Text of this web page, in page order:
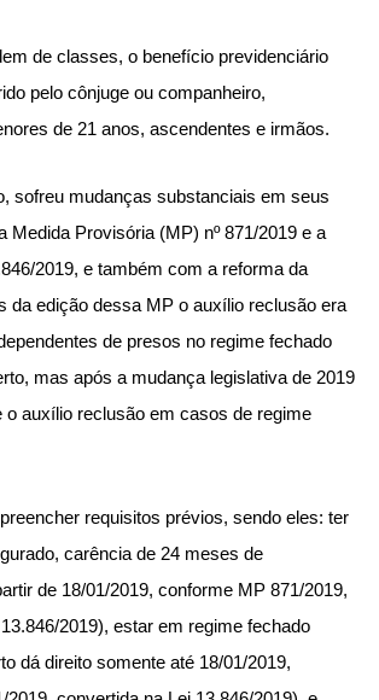
de classes, o benefício previdenciário
pelo cônjuge ou companheiro,
de 21 anos, ascendentes e irmãos.
sofreu mudanças substanciais em seus
Medida Provisória (MP) nº 871/2019 e a
2019, e também com a reforma da
da edição dessa MP o auxílio reclusão era
de presos no regime fechado
mas após a mudança legislativa de 2019
o auxílio reclusão em casos de regime
requisitos prévios, sendo eles: ter
carência de 24 meses de
de 18/01/2019, conforme MP 871/2019,
2019), estar em regime fechado
dá direito somente até 18/01/2019,